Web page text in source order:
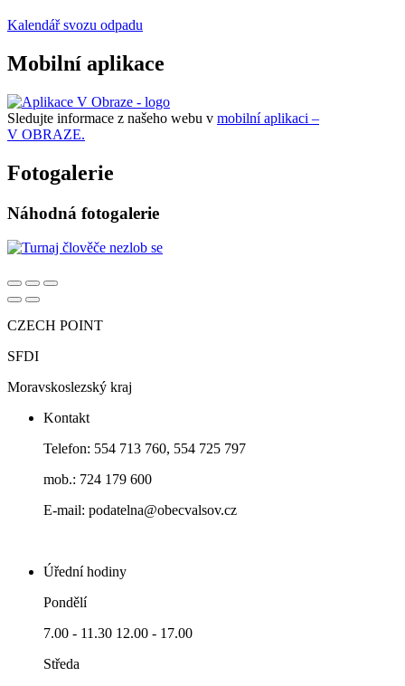
Kalendář svozu odpadu
Mobilní aplikace
Sledujte informace z našeho webu v mobilní aplikaci –
V OBRAZE.
Fotogalerie
Náhodná fotogalerie
CZECH POINT
SFDI
Moravskoslezský kraj
Kontakt
Telefon: 554 713 760, 554 725 797
mob.: 724 179 600
E-mail: podatelna@obecvalsov.cz
Úřední hodiny
Pondělí
7.00 - 11.30 12.00 - 17.00
Středa